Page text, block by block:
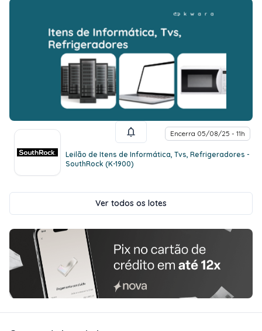
Encerra 05/08/25 - 11h
Leilão de Itens de Informática, Tvs, Refrigeradores -
SouthRock (K-1900)
Ver todos os lotes